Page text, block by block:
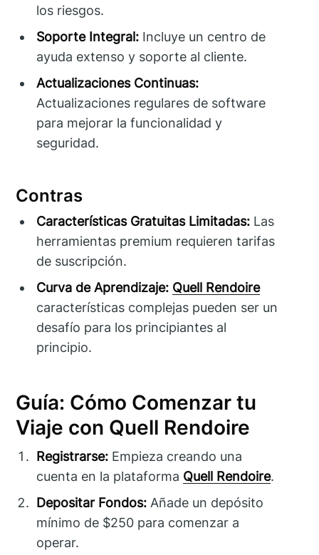
los riesgos.
Soporte Integral: Incluye un centro de
ayuda extenso y soporte al cliente.
Actualizaciones Continuas:
Actualizaciones regulares de software
para mejorar la funcionalidad y
seguridad.
Contras
Características Gratuitas Limitadas: Las
herramientas premium requieren tarifas
de suscripción.
Curva de Aprendizaje: Quell Rendoire
características complejas pueden ser un
desafío para los principiantes al
principio.
Guía: Cómo Comenzar tu
Viaje con Quell Rendoire
Registrarse: Empieza creando una
cuenta en la plataforma Quell Rendoire.
Depositar Fondos: Añade un depósito
mínimo de $250 para comenzar a
operar.